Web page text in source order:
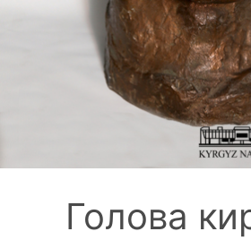
Голова